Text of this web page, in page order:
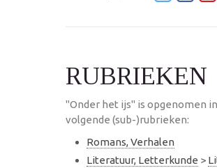
RUBRIEKEN
"Onder het ijs" is opgenomen
volgende (sub-)rubrieken:
Romans, Verhalen
Literatuur, Letterkunde >